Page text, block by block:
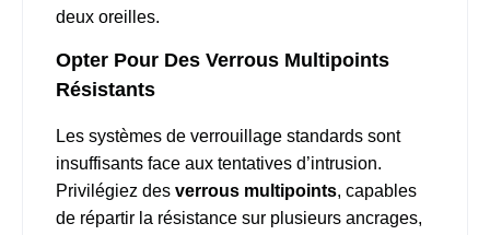
deux oreilles.
Opter Pour Des Verrous Multipoints
Résistants
Les systèmes de verrouillage standards sont
insuffisants face aux tentatives d’intrusion.
Privilégiez des verrous multipoints, capables
de répartir la résistance sur plusieurs ancrages,